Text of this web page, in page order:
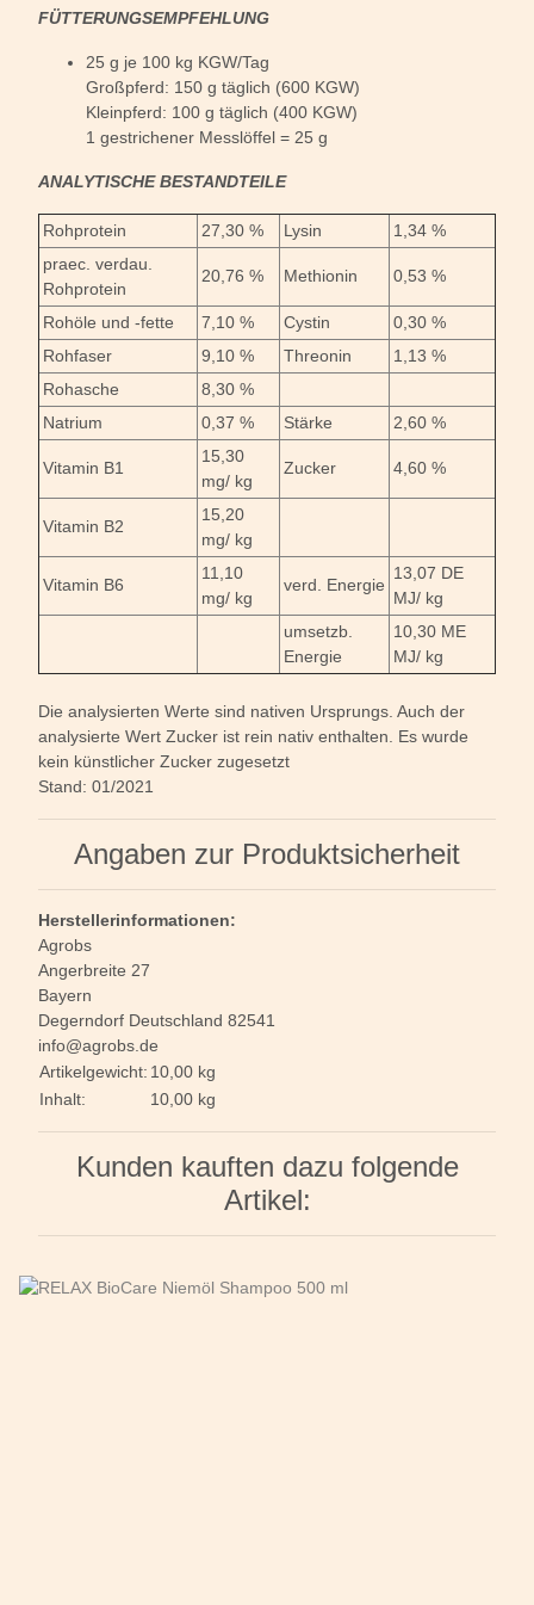
FÜTTERUNGSEMPFEHLUNG
25 g je 100 kg KGW/Tag
Großpferd: 150 g täglich (600 KGW)
Kleinpferd: 100 g täglich (400 KGW)
1 gestrichener Messlöffel = 25 g
ANALYTISCHE BESTANDTEILE
Rohprotein 27,30 % Lysin
1,34 %
praec. verdau.
Rohprotein
20,76 % Methionin 0,53 %
Rohöle und -fette 7,10 % Cystin
0,30 %
Rohfaser
9,10 % Threonin
1,13 %
Rohasche
8,30 %
Natrium
0,37 % Stärke 2,60 %
Vitamin B1
15,30
mg/ kg
Zucker 4,60 %
Vitamin B2
15,20
mg/ kg
Vitamin B6
11,10
mg/ kg
verd. Energie
13,07 DE
MJ/ kg
umsetzb.
Energie
10,30 ME
MJ/ kg
Die analysierten Werte sind nativen Ursprungs. Auch der
analysierte Wert Zucker ist rein nativ enthalten. Es wurde
kein künstlicher Zucker zugesetzt
Stand: 01/2021
Angaben zur Produktsicherheit
Herstellerinformationen:
Agrobs
Angerbreite 27
Bayern
Degerndorf Deutschland 82541
info@agrobs.de
Artikelgewicht: 10,00 kg
Inhalt:
10,00 kg
Kunden kauften dazu folgende
Artikel: